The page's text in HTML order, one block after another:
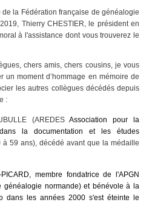
la Fédération française de généalogie
Thierry CHESTIER, le président en
à l'assistance dont vous trouverez le
chers amis, chers cousins, je vous
moment d’hommage en mémoire de
les autres collègues décédés depuis
:
(AREDESAssociation pour la
la documentation et les études
à 59 ans), décédé avant que la médaille
PICARD, membre fondatrice de l'APGN
généalogie normande) et bénévole à la
dans les années 2000 s'est éteinte le